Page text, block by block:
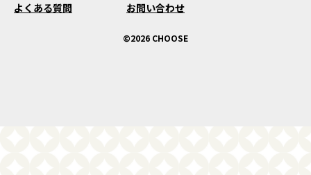
よくある質問
お問い合わせ
©2026 CHOOSE